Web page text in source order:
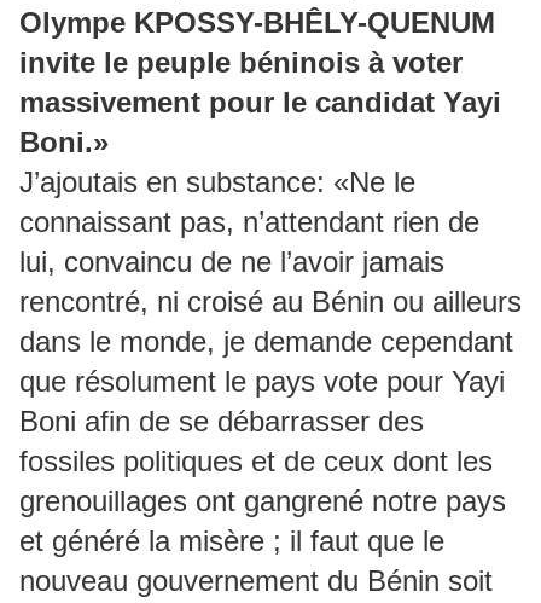
Olympe KPOSSY-BHÊLY-QUENUM
invite le peuple béninois à voter
massivement pour le candidat Yayi
Boni.»
J’ajoutais en substance: «Ne le
connaissant pas, n’attendant rien de
lui, convaincu de ne l’avoir jamais
rencontré, ni croisé au Bénin ou ailleurs
dans le monde, je demande cependant
que résolument le pays vote pour Yayi
Boni afin de se débarrasser des
fossiles politiques et de ceux dont les
grenouillages ont gangrené notre pays
et généré la misère ; il faut que le
nouveau gouvernement du Bénin soit